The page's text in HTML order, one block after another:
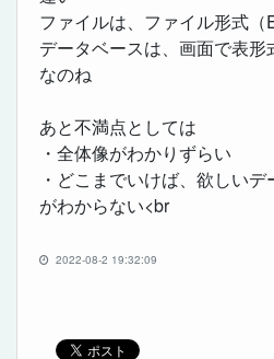
ファイルは、ファイル形式（
データベースは、画面で表
なのね
あと不満点としては
・全体像がわかりずらい
・どこまでいけば、欲しい
がわからない<br
2022-08-2 19:32:09